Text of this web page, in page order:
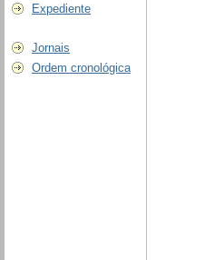
Expediente
Jornais
Ordem cronológica